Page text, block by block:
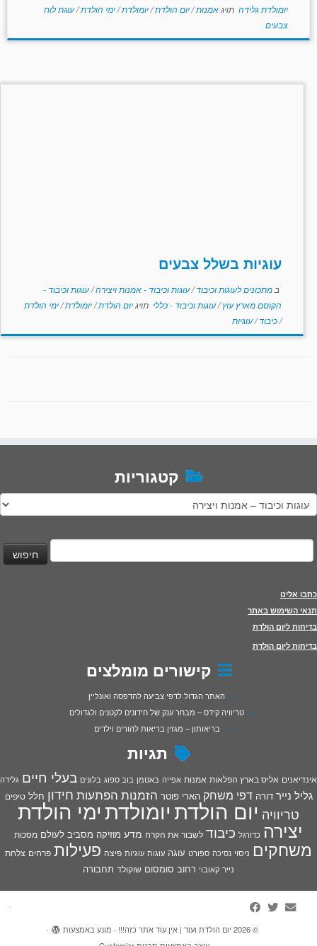
יומולדת גלידה תויגאמנות/יום הולדת/יומולדת/ימי הולדת/עוגת לוח
צבעים
עוגיות בשלל צבעים
ב מתכונים לעוגות וכיבוד/עוגות וכיבוד - אמנות ויצירה/עוגות וכיבוד -
הקוסם מארץ עוץ/עוגות וכיבוד - כללי תויגיום הולדת/יומולדת/ימי הולדת
/כיבוד/עוגיות
קטגוריות
קטגוריות
חיפוש:
כתבו אלינו
תנאי השימוש באתר
בדיחות ליום הולדת
בדיחות ליום הולדת
קישורים מומלצים
האתר הגדול לדפי צביעה להדפסה ואונליין
טריוויה קידס – מבחר ענק של חידונים לקטנים ולגדולים
בריאותון – מגזין בריאות להורים וילדים
תגיות
אינדיאנים אליס בארץ הפלאות אמנות אפייה באטמן בוב ספוג בלונים בעלי חיים גלידה
גליל נייר דורה דפי משחק הארי פוטר הזמנות הפתעות חידון חלל טיפים
טריוויה יום הולדתיומולדתימי הולדת
יצירה כדורגל כיבוד לשבור את הקרח מדע מוזיקה מסביב לעולם מסכות
משחקים ניסוי נסיכה ספורט עוגה עוגות עוגיות פיצה פעילות פרחים צלחת
נייר קאובוי רחוב סומסום שוקולד תחבורה
·
© 2026 יום הולדת ועוד | אין עוד אתר כזה!!! · מונע באמצעות
·